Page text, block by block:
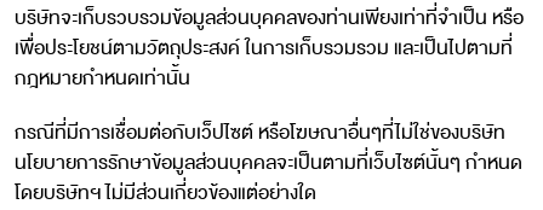
บริษัทจะเก็บรวบรวมข้อมูลส่วนบุคคลของท่านเพียงเท่าที่จำเป็น หรือ
เพื่อประโยชน์ตามวัตถุประสงค์ ในการเก็บรวมรวม และเป็นไปตามที่
กฎหมายกำหนดเท่านั้น
กรณีที่มีการเชื่อมต่อกับเว็ปไซต์ หรือโฆษณาอื่นๆที่ไม่ใช่ของบริษัท
นโยบายการรักษาข้อมูลส่วนบุคคลจะเป็นตามที่เว็บไซต์นั้นๆ กำหนด
โดยบริษัทฯ ไม่มีส่วนเกี่ยวข้องแต่อย่างใด